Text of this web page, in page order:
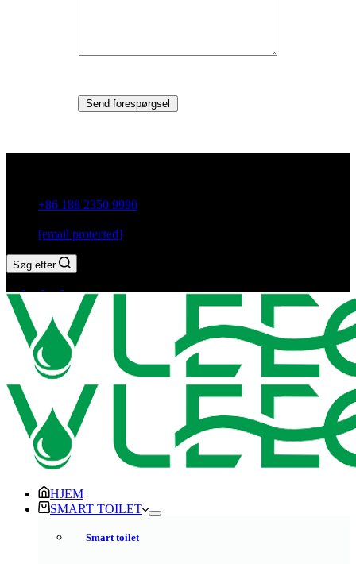
Send forespørgsel
+86 188 2350 9990
[email protected]
Søg efter
HJEM
SMART TOILET
Smart toilet